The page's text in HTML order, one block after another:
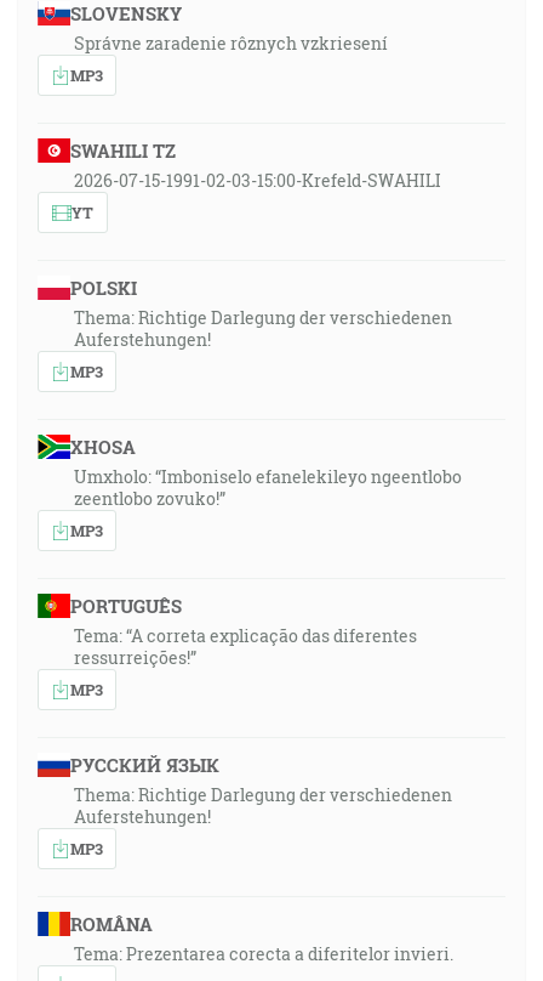
SLOVENSKY
Správne zaradenie rôznych vzkriesení
MP3
SWAHILI TZ
2026-07-15-1991-02-03-15:00-Krefeld-SWAHILI
YT
POLSKI
Thema: Richtige Darlegung der verschiedenen
Auferstehungen!
MP3
XHOSA
Umxholo: “Imboniselo efanelekileyo ngeentlobo
zeentlobo zovuko!”
MP3
PORTUGUÊS
Tema: “A correta explicação das diferentes
ressurreições!”
MP3
РУССКИЙ ЯЗЫК
Thema: Richtige Darlegung der verschiedenen
Auferstehungen!
MP3
ROMÂNA
Tema: Prezentarea corecta a diferitelor invieri.